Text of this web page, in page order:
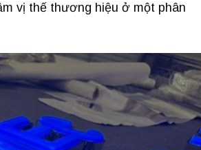
vị thế thương hiệu ở một phân